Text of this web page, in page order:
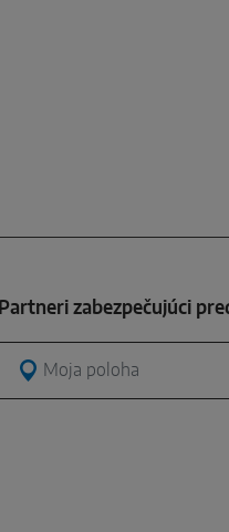
Partneri zabezpečujúci
Moja poloha